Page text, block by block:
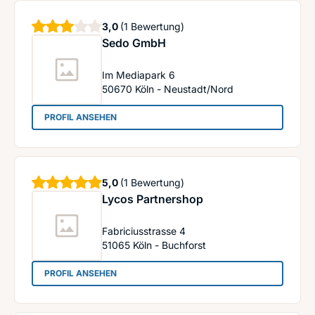
Sedo GmbH
Im Mediapark 6
50670 Köln - Neustadt/Nord
3,0 Sterne
(1 Bewertung)
PROFIL ANSEHEN: Sedo GmbH
Lycos Partnershop
Fabriciusstrasse 4
51065 Köln - Buchforst
5,0 Sterne
(1 Bewertung)
PROFIL ANSEHEN: Lycos Partnershop